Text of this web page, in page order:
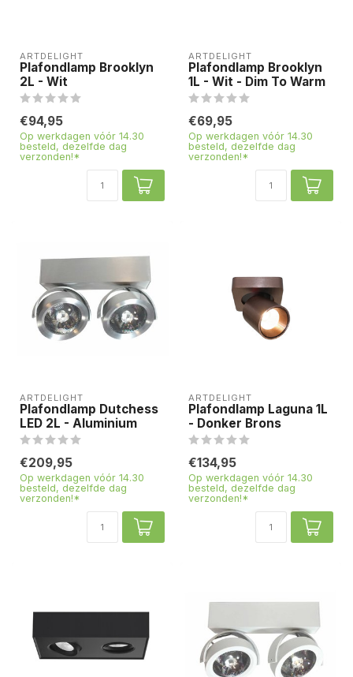
ARTDELIGHT
Plafondlamp Brooklyn
2L - Wit
€94,95
Op werkdagen vóór 14.30
besteld, dezelfde dag
verzonden!*
ARTDELIGHT
Plafondlamp Brooklyn
1L - Wit - Dim To Warm
€69,95
Op werkdagen vóór 14.30
besteld, dezelfde dag
verzonden!*
ARTDELIGHT
Plafondlamp Dutchess
LED 2L - Aluminium
€209,95
Op werkdagen vóór 14.30
besteld, dezelfde dag
verzonden!*
ARTDELIGHT
Plafondlamp Laguna 1L
- Donker Brons
€134,95
Op werkdagen vóór 14.30
besteld, dezelfde dag
verzonden!*